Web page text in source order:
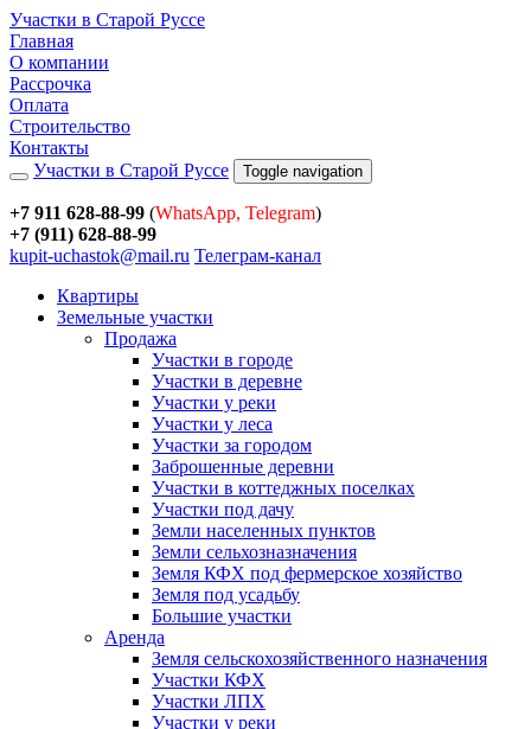
Участки в Старой Руссе
Главная
О компании
Рассрочка
Оплата
Строительство
Контакты
Участки в Старой Руссе
Toggle navigation
+7 911 628-88-99 (WhatsApp, Telegram)
+7 (911) 628-88-99
kupit-uchastok@mail.ru Телеграм-канал
Квартиры
Земельные участки
Продажа
Участки в городе
Участки в деревне
Участки у реки
Участки у леса
Участки за городом
Заброшенные деревни
Участки в коттеджных поселках
Участки под дачу
Земли населенных пунктов
Земли сельхозназначения
Земля КФХ под фермерское хозяйство
Земля под усадьбу
Большие участки
Аренда
Земля сельскохозяйственного назначения
Участки КФХ
Участки ЛПХ
Участки у реки